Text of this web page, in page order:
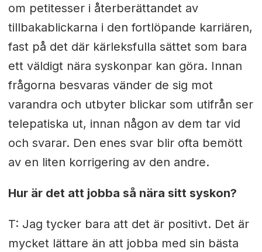
om petitesser i återberättandet av
tillbakablickarna i den fortlöpande karriären,
fast på det där kärleksfulla sättet som bara
ett väldigt nära syskonpar kan göra. Innan
frågorna besvaras vänder de sig mot
varandra och utbyter blickar som utifrån ser
telepatiska ut, innan någon av dem tar vid
och svarar. Den enes svar blir ofta bemött
av en liten korrigering av den andre.
Hur är det att jobba så nära sitt syskon?
T: Jag tycker bara att det är positivt. Det är
mycket lättare än att jobba med sin bästa